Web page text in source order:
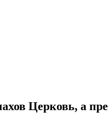
Церковь, а